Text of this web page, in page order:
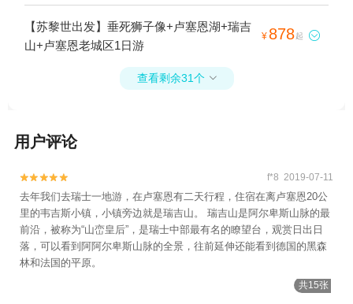
【苏黎世出发】垂死狮子像+卢塞恩湖+瑞吉
山+卢塞恩老城区1日游
¥ 878起 
查看剩余31个 
用户评论

 f*8 2019-07-11
去年我们去瑞士一地游，在卢塞恩有二天行程，住宿在离卢塞恩20公
里的韦吉斯小镇，小镇旁边就是瑞吉山。 瑞吉山是阿尔卑斯山脉的最
前沿，被称为“山峦皇后”，是瑞士中部最有名的瞭望台，观赏日出日
落，可以看到阿阿尔卑斯山脉的全景，往前延伸还能看到德国的黑森
林和法国的平原。
共15张